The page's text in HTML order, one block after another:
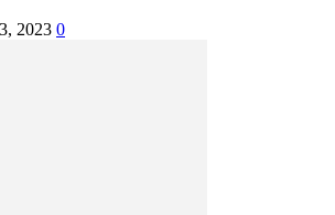
2023 0